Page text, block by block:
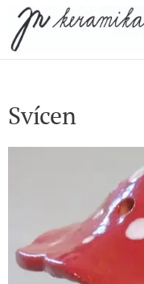
Svícen